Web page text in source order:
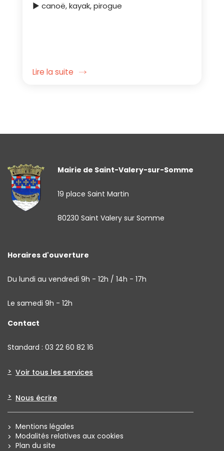
► canoë, kayak, pirogue
Lire la suite
Mairie de Saint-Valery-sur-Somme
19 place Saint Martin
80230 Saint Valery sur Somme
Horaires d'ouverture
Du lundi au vendredi 9h - 12h / 14h - 17h
Le samedi 9h - 12h
Contact
Standard : 03 22 60 82 16
Voir tous les services
Nous écrire
Mentions légales
Modalités relatives aux cookies
Plan du site